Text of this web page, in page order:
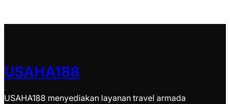
USAHA188
USAHA188 menyediakan layanan travel armada